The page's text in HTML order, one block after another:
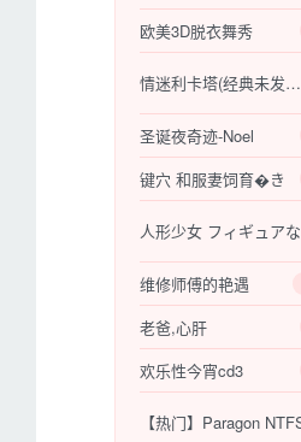
欧美3D脱衣舞秀
情迷利卡塔(经典未发行版)
圣诞夜奇迹-Noel
键穴 和服妻饲育�き
维修师傅的艳遇
老爸,心肝
欢乐性今宵cd3